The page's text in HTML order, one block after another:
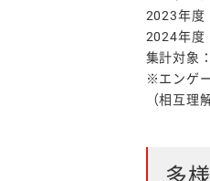
2023年
2024年
集計対象
※エンゲ
（相互理